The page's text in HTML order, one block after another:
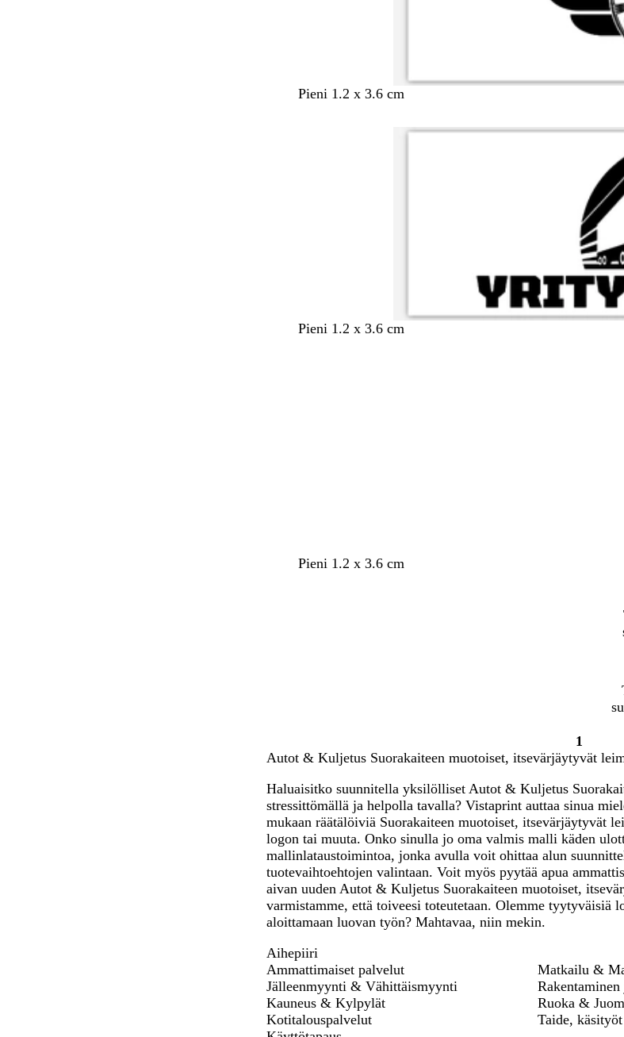
Pieni 1.2 x 3.6 cm
Pieni 1.2 x 3.6 cm
Pieni 1.2 x 3.6 cm
Sivu
1
1
Autot & Kuljetus Suorakaiteen muotoiset, itsevärjäytyvät
Haluaisitko suunnitella yksilölliset Autot & Kuljetus
stressittömällä ja helpolla tavalla? Vistaprint auttaa sinua
mukaan räätälöiviä Suorakaiteen muotoiset, itsevärjäytyvät
logon tai muuta. Onko sinulla jo oma valmis malli käden
mallinlataustoimintoa, jonka avulla voit ohittaa alun
tuotevaihtoehtojen valintaan. Voit myös pyytää apua
aivan uuden Autot & Kuljetus Suorakaiteen muotoiset,
varmistamme, että toiveesi toteutetaan. Olemme tyytyväisiä
aloittamaan luovan työn? Mahtavaa, niin mekin.
Aihepiiri
Ammattimaiset palvelut
Jälleenmyynti & Vähittäismyynti
Kauneus & Kylpylät
Kotitalouspalvelut
Matkailu &
Ruoka &
Taide,